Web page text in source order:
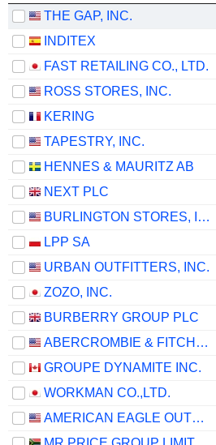
THE GAP, INC.
INDITEX
FAST RETAILING CO., LTD.
ROSS STORES, INC.
KERING
TAPESTRY, INC.
HENNES & MAURITZ AB
NEXT PLC
BURLINGTON STORES, INC.
LPP SA
URBAN OUTFITTERS, INC.
ZOZO, INC.
BURBERRY GROUP PLC
ABERCROMBIE & FITCH CO.
GROUPE DYNAMITE INC.
WORKMAN CO.,LTD.
AMERICAN EAGLE OUTFITTERS, INC.